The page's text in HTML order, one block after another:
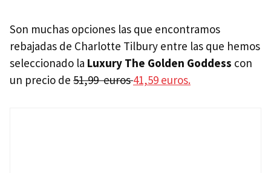
Son muchas opciones las que encontramos
rebajadas de Charlotte Tilbury entre las que hemos
seleccionado la Luxury The Golden Goddess con
un precio de 51,99 euros41,59 euros.